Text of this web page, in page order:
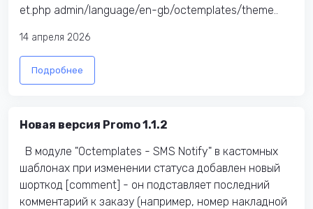
et.php admin/language/en-gb/octemplates/theme..
14 апреля 2026
Подробнее
Новая версия Promo 1.1.2
В модуле "Octemplates - SMS Notify" в кастомных
шаблонах при изменении статуса добавлен новый
шорткод [comment] - он подставляет последний
комментарий к заказу (например, номер накладной